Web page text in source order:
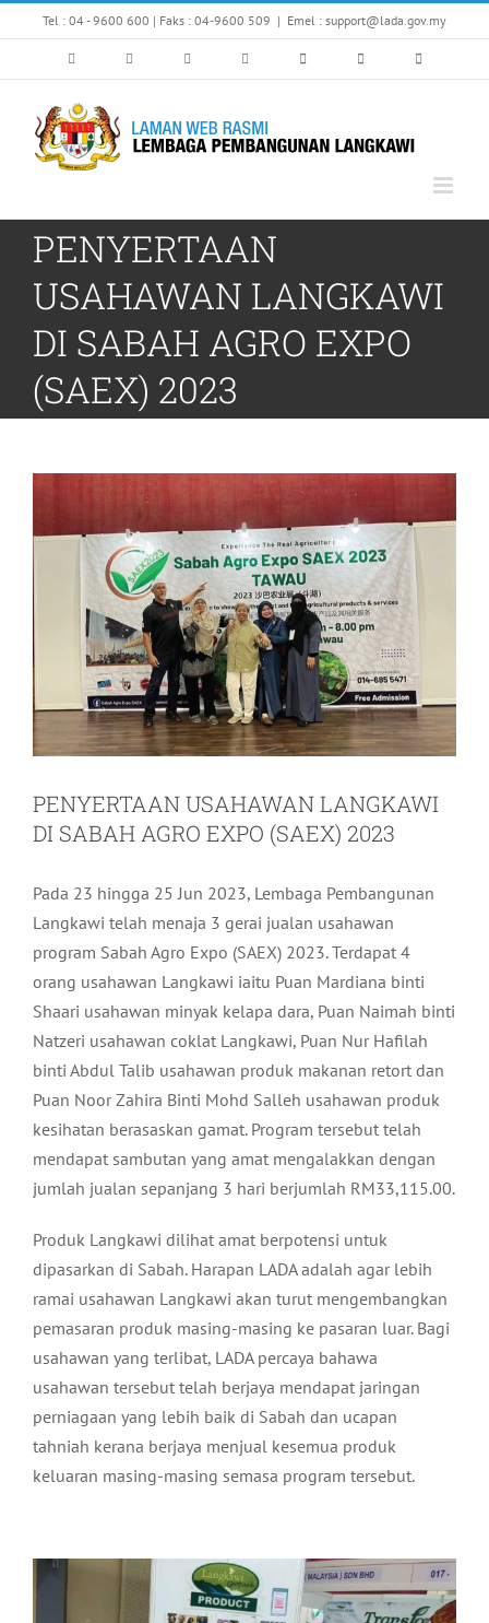
to
Tel : 04 - 9600 600 | Faks : 04-9600 509 | Emel : support@lada.gov.my
PENYERTAAN
USAHAWAN LANGKAWI
DI SABAH AGRO EXPO
(SAEX) 2023
PENYERTAAN USAHAWAN LANGKAWI
DI SABAH AGRO EXPO (SAEX) 2023
Pada 23 hingga 25 Jun 2023, Lembaga Pembangunan
Langkawi telah menaja 3 gerai jualan usahawan
program Sabah Agro Expo (SAEX) 2023. Terdapat 4
orang usahawan Langkawi iaitu Puan Mardiana binti
Shaari usahawan minyak kelapa dara, Puan Naimah binti
Natzeri usahawan coklat Langkawi, Puan Nur Hafilah
binti Abdul Talib usahawan produk makanan retort dan
Puan Noor Zahira Binti Mohd Salleh usahawan produk
kesihatan berasaskan gamat. Program tersebut telah
mendapat sambutan yang amat mengalakkan dengan
jumlah jualan sepanjang 3 hari berjumlah RM33,115.00.
Produk Langkawi dilihat amat berpotensi untuk
dipasarkan di Sabah. Harapan LADA adalah agar lebih
ramai usahawan Langkawi akan turut mengembangkan
pemasaran produk masing-masing ke pasaran luar. Bagi
usahawan yang terlibat, LADA percaya bahawa
usahawan tersebut telah berjaya mendapat jaringan
perniagaan yang lebih baik di Sabah dan ucapan
tahniah kerana berjaya menjual kesemua produk
keluaran masing-masing semasa program tersebut.